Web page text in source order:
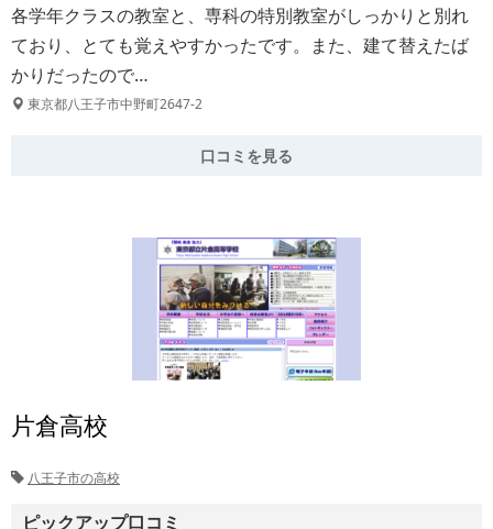
各学年クラスの教室と、専科の特別教室がしっかりと別れ
ており、とても覚えやすかったです。また、建て替えたば
かりだったので…
東京都八王子市中野町2647-2
口コミを見る
片倉高校
八王子市の高校
ピックアップ口コミ